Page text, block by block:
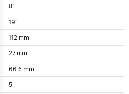
8"
19"
112 mm
27 mm
66.6 mm
5